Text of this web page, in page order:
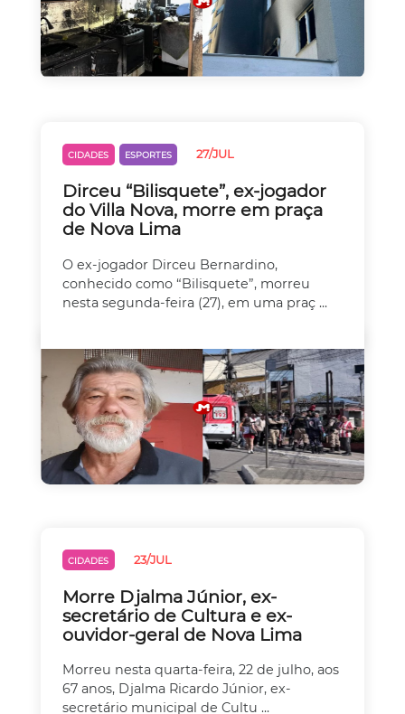
CIDADES ESPORTES 27/JUL
Dirceu “Bilisquete”, ex-jogador
do Villa Nova, morre em praça
de Nova Lima
O ex-jogador Dirceu Bernardino,
conhecido como “Bilisquete”, morreu
nesta segunda-feira (27), em uma praç ...
CIDADES 23/JUL
Morre Djalma Júnior, ex-
secretário de Cultura e ex-
ouvidor-geral de Nova Lima
Morreu nesta quarta-feira, 22 de julho, aos
67 anos, Djalma Ricardo Júnior, ex-
secretário municipal de Cultu ...